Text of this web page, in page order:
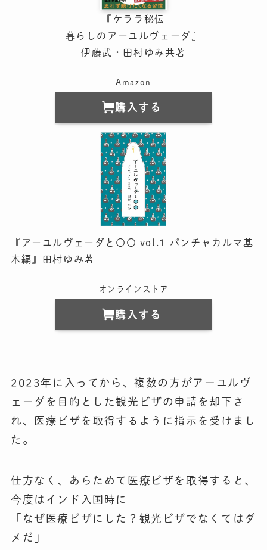
『ケララ秘伝
暮らしのアーユルヴェーダ』
伊藤武・田村ゆみ共著
Amazon
購入する
『アーユルヴェーダと〇〇 vol.1 パンチャカルマ基
本編』田村ゆみ著
オンラインストア
購入する
2023年に入ってから、複数の方がアーユルヴ
ェーダを目的とした観光ビザの申請を却下さ
れ、医療ビザを取得するように指示を受けまし
た。
仕方なく、あらためて医療ビザを取得すると、
今度はインド入国時に
「なぜ医療ビザにした？観光ビザでなくてはダ
メだ」